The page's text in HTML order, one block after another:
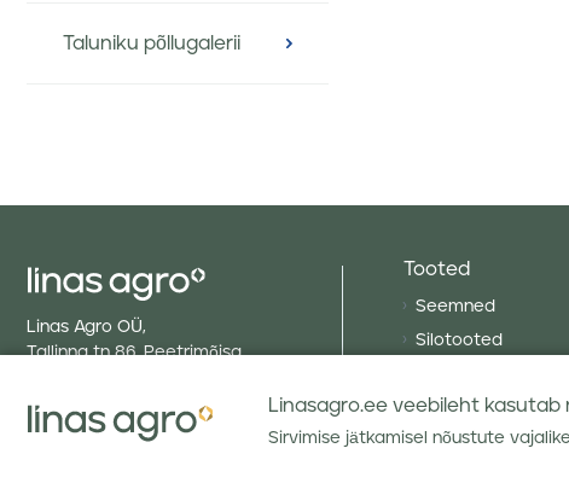
Taluniku põllugalerii
Linas Agro OÜ,
Tallinna tn 86, Peetrimõisa
Telefon(372) 6 602 810
Tooted
Seemned
Silotooted
Muruseemned
Linasagro.ee veebileht kasutab
Sirvimise jätkamisel nõustute